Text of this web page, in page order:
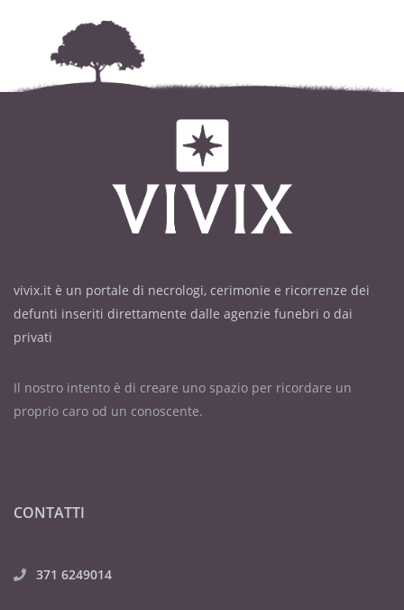
I funerali, partendo dalla CdR
avranno luogo LUNEDÌ 6 Febbraio
alle ore 10.30
nella Chiesa parrocchiale
SANT’ANTONIO ABATE - Fossano.
ore 19.00 nella Parrocchia di
Sant’Antonio Abate;
Sant’Antonio Abate;
TRIGESIMA: Venerdì 3 Marzo alle
vivix.it è un portale di necrologi, cerimonie e ricorrenze dei
defunti inseriti direttamente dalle agenzie funebri o dai
privati
Il nostro intento è di creare uno spazio per ricordare un
proprio caro od un conoscente.
CONTATTI
371 6249014